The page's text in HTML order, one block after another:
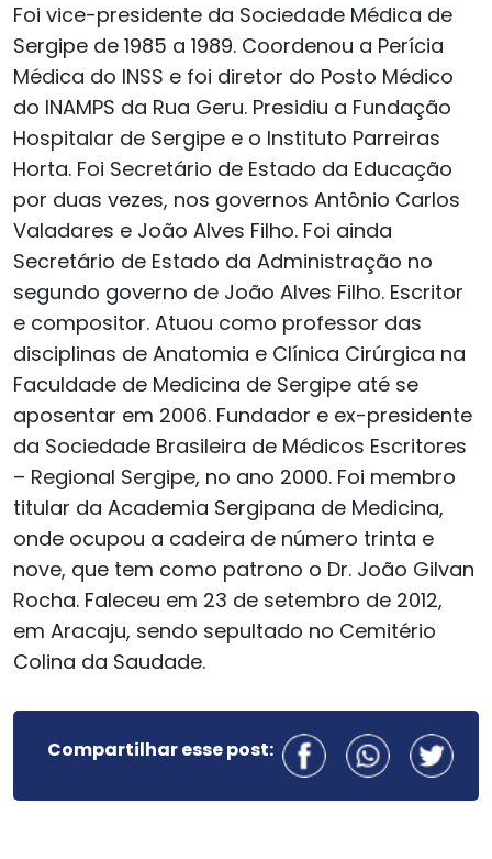
Foi vice-presidente da Sociedade Médica de
Sergipe de 1985 a 1989. Coordenou a Perícia
Médica do INSS e foi diretor do Posto Médico
do INAMPS da Rua Geru. Presidiu a Fundação
Hospitalar de Sergipe e o Instituto Parreiras
Horta. Foi Secretário de Estado da Educação
por duas vezes, nos governos Antônio Carlos
Valadares e João Alves Filho. Foi ainda
Secretário de Estado da Administração no
segundo governo de João Alves Filho. Escritor
e compositor. Atuou como professor das
disciplinas de Anatomia e Clínica Cirúrgica na
Faculdade de Medicina de Sergipe até se
aposentar em 2006. Fundador e ex-presidente
da Sociedade Brasileira de Médicos Escritores
– Regional Sergipe, no ano 2000. Foi membro
titular da Academia Sergipana de Medicina,
onde ocupou a cadeira de número trinta e
nove, que tem como patrono o Dr. João Gilvan
Rocha. Faleceu em 23 de setembro de 2012,
em Aracaju, sendo sepultado no Cemitério
Colina da Saudade.
Compartilhar esse post: